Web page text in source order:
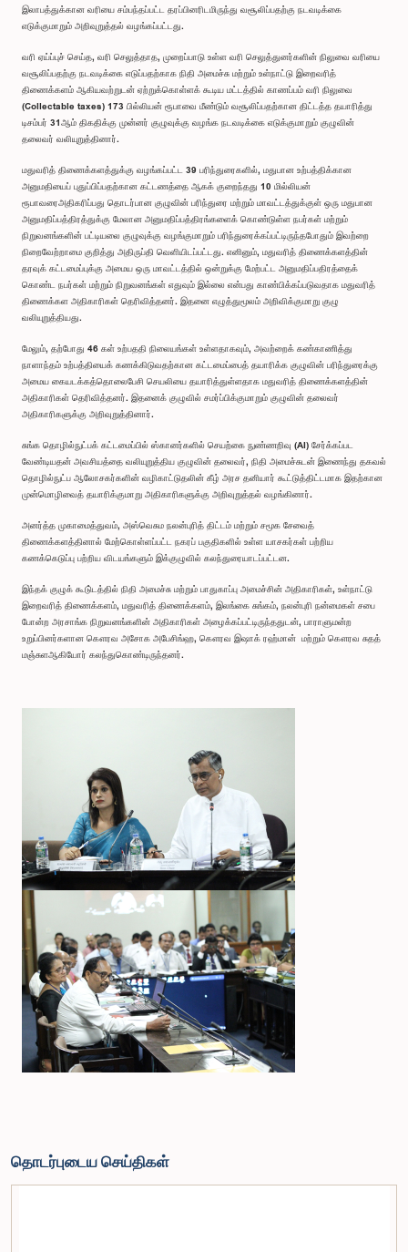
இலாபத்துக்கான வரியை சம்பந்தப்பட்ட தரப்பினரிடமிருந்து வசூலிப்பதற்கு நடவடிக்கை
எடுக்குமாறும் அறிவுறுத்தல் வழங்கப்பட்டது.
வரி ஏய்ப்புச் செய்த, வரி செலுத்தாத, முறைப்பாடு உள்ள வரி செலுத்துனர்களின் நிலுவை வரியை
வசூலிப்பதற்கு நடவடிக்கை எடுப்பதற்காக நிதி அமைச்சு மற்றும் உள்நாட்டு இறைவரித்
திணைக்களம் ஆகியவற்றுடன் ஏற்றுக்கொள்ளக் கூடிய மட்டத்தில் காணப்பம் வரி நிலுவை
(Collectable taxes) 173 பில்லியன் ரூபாவை மீண்டும் வசூலிப்பதற்கான திட்டத்த தயாரித்து
டிசம்பர் 31ஆம் திகதிக்கு முன்னர் குழுவுக்கு வழங்க நடவடிக்கை எடுக்குமாறும் குழுவின்
தலைவர் வலியுறுத்தினார்.
மதுவரித் திணைக்களத்துக்கு வழங்கப்பட்ட 39 பரிந்துரைகளில், மதுபான உற்பத்திக்கான
அனுமதியைப் புதுப்பிப்பதற்கான கட்டணத்தை ஆகக் குறைந்தது 10 மில்லியன்
ரூபாவரைஅதிகரிப்பது தொடர்பான குழுவின் பரிந்துரை மற்றும் மாவட்டத்துக்குள் ஒரு மதுபான
அனுமதிப்பத்திரத்துக்கு மேலான அனுமதிப்பத்திரங்களைக் கொண்டுள்ள நபர்கள் மற்றும்
நிறுவனங்களின் பட்டியலை குழுவுக்கு வழங்குமாறும் பரிந்துரைக்கப்பட்டிருந்தபோதும் இவற்றை
நிறைவேற்றாமை குறித்து அதிருப்தி வெளியிடப்பட்டது. எனினும், மதுவரித் திணைக்களத்தின்
தரவுக் கட்டமைப்புக்கு அமைய ஒரு மாவட்டத்தில் ஒன்றுக்கு மேற்பட்ட அனுமதிப்பதிரத்தைக்
கொண்ட நபர்கள் மற்றும் நிறுவனங்கள் எதுவும் இல்லை என்பது காண்பிக்கப்படுவதாக மதுவரித்
திணைக்கள அதிகாரிகள் தெரிவித்தனர். இதனை எழுத்துமூலம் அறிவிக்குமாறு குழு
வலியுறுத்தியது.
மேலும், தற்போது 46 கள் உற்பததி நிலையங்கள் உள்ளதாகவும், அவற்றைக் கண்காணித்து
நாளாந்தம் உற்பத்தியைக் கணக்கிடுவதற்கான கட்டமைப்பைத் தயாரிக்க குழுவின் பரிந்துரைக்கு
அமைய கையடக்கத்தொலைபேசி செயலியை தயாரித்துள்ளதாக மதுவரித் திணைக்களத்தின்
அதிகாரிகள் தெரிவித்தனர். இதனைக் குழுவில் சமர்ப்பிக்குமாறும் குழுவின் தலைவர்
அதிகாரிகளுக்கு அறிவுறுத்தினார்.
சுங்க தொழில்நுட்பக் கட்டமைப்பில் ஸ்கானர்களில் செயற்கை நுண்ணறிவு (AI) சேர்க்கப்பட
வேண்டியதன் அவசியத்தை வலியுறுத்திய குழுவின் தலைவர், நிதி அமைச்சுடன் இணைந்து தகவல்
தொழில்நுட்ப ஆலோசகர்களின் வழிகாட்டுதலின் கீழ் அரச தனியார் கூட்டுத்திட்டமாக இதற்கான
முன்மொழிவைத் தயாரிக்குமாறு அதிகாரிகளுக்கு அறிவுறுத்தல் வழங்கினார்.
அனர்த்த முகாமைத்துவம், அஸ்வெசும நலன்புரித் திட்டம் மற்றும் சமூக சேவைத்
திணைக்களத்தினால் மேற்கொள்ளப்பட்ட நகரப் பகுதிகளில் உள்ள யாசகர்கள் பற்றிய
கணக்கெடுப்பு பற்றிய விடயங்களும் இக்குழுவில் கலந்துரையாடப்பட்டன.
இந்தக் குழுக் கூடு்டத்தில் நிதி அமைச்சு மற்றும் பாதுகாப்பு அமைச்சின் அதிகாரிகள், உள்நாட்டு
இறைவரித் திணைக்களம், மதுவரித் திணைக்களம், இலங்கை சுங்கம், நலன்புரி நன்மைகள் சபை
போன்ற அரசாங்க நிறுவனங்களின் அதிகாரிகள் அழைக்கப்பட்டிருந்ததுடன், பாராளுமன்ற
உறுப்பினர்களான கௌரவ அசோக அபேசிங்ஹ, கௌரவ இஷாக் ரஹ்மான் மற்றும் கௌரவ சுதத்
மஞ்சுளஆகியோர் கலந்துகொண்டிருந்தனர்.
தொடர்புடைய செய்திகள்